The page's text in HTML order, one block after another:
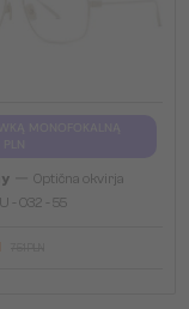
Optična okvirja
- 032 - 55